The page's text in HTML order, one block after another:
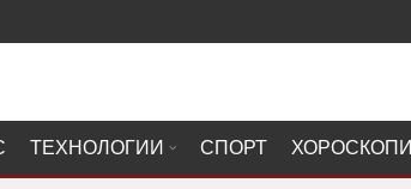
ТЕХНОЛОГИИ СПОРТ ХОРОСКОПИ